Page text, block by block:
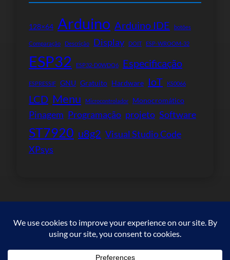
128×64 Arduino Arduino IDE botões
Comparação Descrição Display DOIT ESP-WROOM-32
ESP32 ESP32-D0WDQ6 Especificação
ESPRESSIF GNU Gratuito Hardware IoT KS0066
LCD Menu Microcontrolador Monocromático
Pinagem Programação projeto Software
ST7920 u8g2 Visual Studio Code
XPsys
Copyright © 2023. All rights reserved.